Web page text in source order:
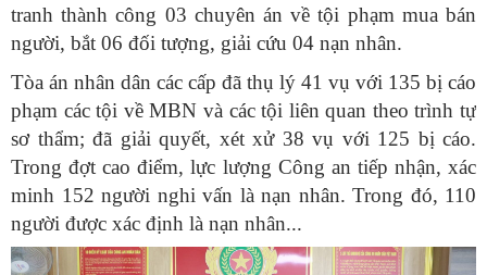
tranh thành công 03 chuyên án về tội phạm mua bán
người, bắt 06 đối tượng, giải cứu 04 nạn nhân.
Tòa án nhân dân các cấp đã thụ lý 41 vụ với 135 bị cáo
phạm các tội về MBN và các tội liên quan theo trình tự
sơ thẩm; đã giải quyết, xét xử 38 vụ với 125 bị cáo.
Trong đợt cao điểm, lực lượng Công an tiếp nhận, xác
minh 152 người nghi vấn là nạn nhân. Trong đó, 110
người được xác định là nạn nhân...